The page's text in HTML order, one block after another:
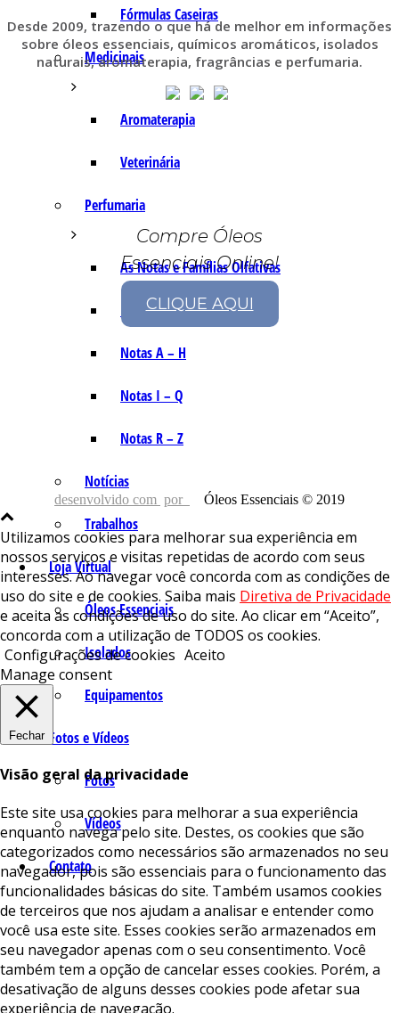
Fórmulas Caseiras
Medicinais
Aromaterapia
Veterinária
Perfumaria
As Notas e Famílias Olfativas
Marketing Olfativo
Notas A – H
Notas I – Q
Notas R – Z
Notícias
Trabalhos
Loja Virtual
Óleos Essenciais
Isolados
Equipamentos
Fotos e Vídeos
Fotos
Vídeos
Contato
Desde 2009, trazendo o que há de melhor em informações
sobre óleos essenciais, químicos aromáticos, isolados
naturais, aromaterapia, fragrâncias e perfumaria.
Compre Óleos
Essenciais Online!
CLIQUE AQUI
desenvolvido com por Óleos Essenciais © 2019
Utilizamos cookies para melhorar sua experiência em
nossos serviços e visitas repetidas de acordo com seus
interesses. Ao navegar você concorda com as condições de
uso do site e de cookies. Saiba mais Diretiva de Privacidade
e aceita as condições de uso do site. Ao clicar em “Aceito”,
concorda com a utilização de TODOS os cookies.
Configurações de cookies Aceito
Manage consent
Fechar
Visão geral da privacidade
Este site usa cookies para melhorar a sua experiência
enquanto navega pelo site. Destes, os cookies que são
categorizados como necessários são armazenados no seu
navegador, pois são essenciais para o funcionamento das
funcionalidades básicas do site. Também usamos cookies
de terceiros que nos ajudam a analisar e entender como
você usa este site. Esses cookies serão armazenados em
seu navegador apenas com o seu consentimento. Você
também tem a opção de cancelar esses cookies. Porém, a
desativação de alguns desses cookies pode afetar sua
experiência de navegação.